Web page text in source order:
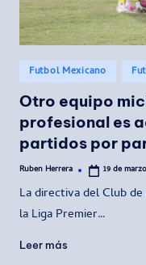
Publicado
en
Futbol Mexicano
Otro equipo
profesional es
partidos por
Publicado
Ruben Herrera 19 de
La directiva del Club
la Liga Premier…
Leer más